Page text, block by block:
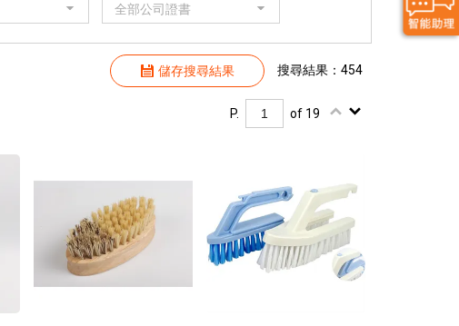
全部公司證書
儲存搜尋結果 搜尋結果：454
P. of 19